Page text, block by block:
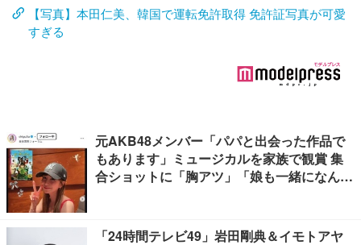
【写真】本田仁美、韓国で運転免許取得 免許証写真が可愛
すぎる
元AKB48メンバー「パパと出会った作品で
もあります」ミュージカルを家族で観賞 集
合ショットに「胸アツ」「娘も一緒になんて
「24時間テレビ49」岩田剛典＆イモトアヤ